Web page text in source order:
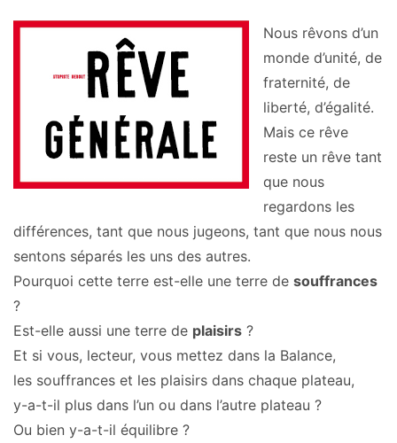
Nous rêvons d’un
monde d’unité, de
fraternité, de
liberté, d’égalité.
Mais ce rêve
reste un rêve tant
que nous
regardons les
différences, tant que nous jugeons, tant que nous nous
sentons séparés les uns des autres.
Pourquoi cette terre est-elle une terre de souffrances
?
Est-elle aussi une terre de plaisirs ?
Et si vous, lecteur, vous mettez dans la Balance,
les souffrances et les plaisirs dans chaque plateau,
y-a-t-il plus dans l’un ou dans l’autre plateau ?
Ou bien y-a-t-il équilibre ?